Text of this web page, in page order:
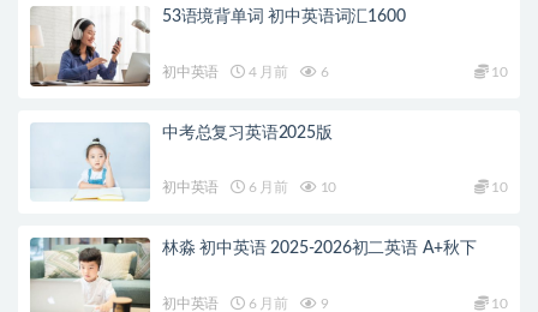
53语境背单词 初中英语词汇1600
初中英语 4 月前 6 10
中考总复习英语2025版
初中英语 6 月前 10 10
林淼 初中英语 2025-2026初二英语 A+秋下
初中英语 6 月前 9 10